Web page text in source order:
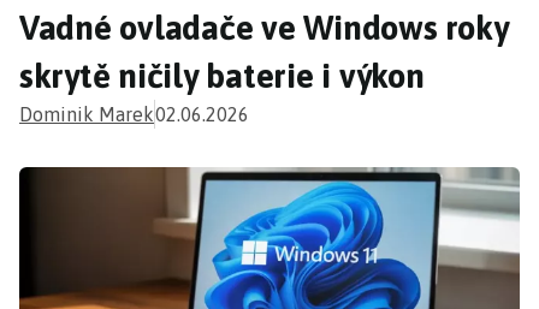
Vadné ovladače ve Windows roky
skrytě ničily baterie i výkon
Dominik Marek02.06.2026